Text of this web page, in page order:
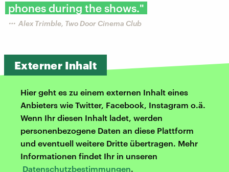
phones during the shows."
Alex Trimble, Two Door Cinema Club
Externer Inhalt
Hier geht es zu einem externen Inhalt eines
Anbieters wie Twitter, Facebook, Instagram o.ä.
Wenn Ihr diesen Inhalt ladet, werden
personenbezogene Daten an diese Plattform
und eventuell weitere Dritte übertragen. Mehr
Informationen findet Ihr in unseren
Datenschutzbestimmungen.